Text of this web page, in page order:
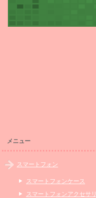
メニュー
スマートフォン
スマートフォンケース
スマートフォンアクセサリ